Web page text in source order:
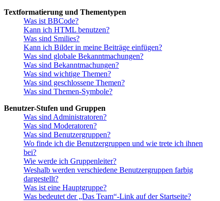
Textformatierung und Thementypen
Was ist BBCode?
Kann ich HTML benutzen?
Was sind Smilies?
Kann ich Bilder in meine Beiträge einfügen?
Was sind globale Bekanntmachungen?
Was sind Bekanntmachungen?
Was sind wichtige Themen?
Was sind geschlossene Themen?
Was sind Themen-Symbole?
Benutzer-Stufen und Gruppen
Was sind Administratoren?
Was sind Moderatoren?
Was sind Benutzergruppen?
Wo finde ich die Benutzergruppen und wie trete ich ihnen
bei?
Wie werde ich Gruppenleiter?
Weshalb werden verschiedene Benutzergruppen farbig
dargestellt?
Was ist eine Hauptgruppe?
Was bedeutet der „Das Team“-Link auf der Startseite?